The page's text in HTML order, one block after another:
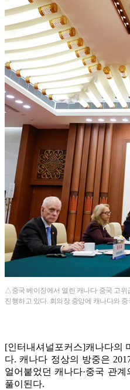
△중국 베이징에서 열린 캐나다·중국 고
진행하고 있다. 회의장 중앙에 캐나다와
[인터내셔널포커스]캐나다의
다. 캐나다 정상의 방중은
얼어붙었던 캐나다·중국 관
풀이된다.